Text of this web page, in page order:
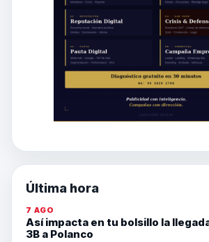
Última hora
7 AGO
Así impacta en tu bolsillo la
3B a Polanco